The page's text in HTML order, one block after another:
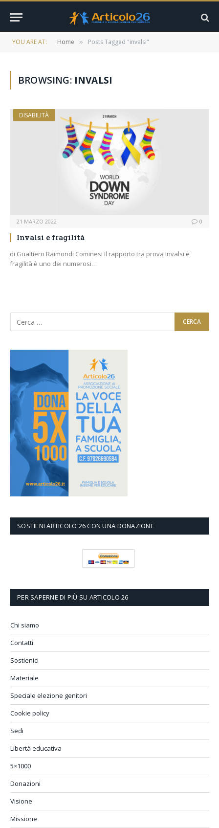
YOU ARE AT: Home » Posts Tagged "invalsi"
BROWSING: INVALSI
DISABILITÀ
21 MARZO 2022 0
Invalsi e fragilità
di Gualtiero Raimondi Cominesi Il rapporto tra prova Invalsi e
fragilità è uno dei numerosi…
SOSTIENI ARTICOLO 26 CON UNA DONAZIONE
PER SAPERNE DI PIÙ SU ARTICOLO 26
Chi siamo
Contatti
Sostienici
Materiale
Speciale elezione genitori
Cookie policy
Sedi
Libertà educativa
5×1000
Donazioni
Visione
Missione